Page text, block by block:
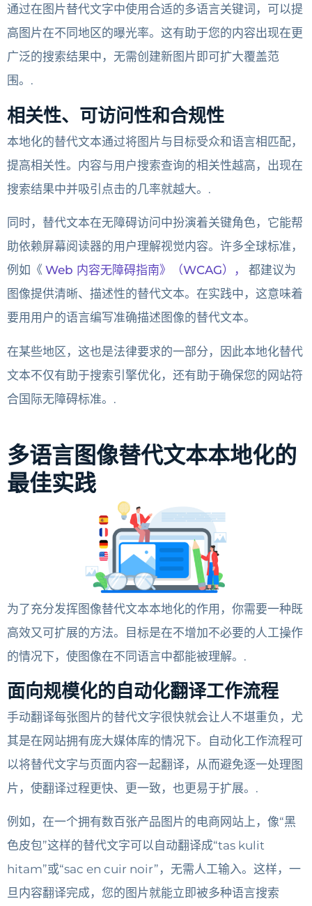
通过在图片替代文字中使用合适的多语言关键词，可以提
高图片在不同地区的曝光率。这有助于您的内容出现在更
广泛的搜索结果中，无需创建新图片即可扩大覆盖范
围。.
相关性、可访问性和合规性
本地化的替代文本通过将图片与目标受众和语言相匹配，
提高相关性。内容与用户搜索查询的相关性越高，出现在
搜索结果中并吸引点击的几率就越大。.
同时，替代文本在无障碍访问中扮演着关键角色，它能帮
助依赖屏幕阅读器的用户理解视觉内容。许多全球标准，
例如《 Web 内容无障碍指南》（WCAG），
都建议为
图像提供清晰、描述性的替代文本。在实践中，这意味着
要用用户的语言编写准确描述图像的替代文本。
在某些地区，这也是法律要求的一部分，因此本地化替代
文本不仅有助于搜索引擎优化，还有助于确保您的网站符
合国际无障碍标准。.
多语言图像替代文本本地化的
最佳实践
为了充分发挥图像替代文本本地化的作用，你需要一种既
高效又可扩展的方法。目标是在不增加不必要的人工操作
的情况下，使图像在不同语言中都能被理解。.
面向规模化的自动化翻译工作流程
手动翻译每张图片的替代文字很快就会让人不堪重负，尤
其是在网站拥有庞大媒体库的情况下。自动化工作流程可
以将替代文字与页面内容一起翻译，从而避免逐一处理图
片，使翻译过程更快、更一致，也更易于扩展。.
例如，在一个拥有数百张产品图片的电商网站上，像“黑
色皮包”这样的替代文字可以自动翻译成“tas kulit
hitam”或“sac en cuir noir”，无需人工输入。这样，一
旦内容翻译完成，您的图片就能立即被多种语言搜索